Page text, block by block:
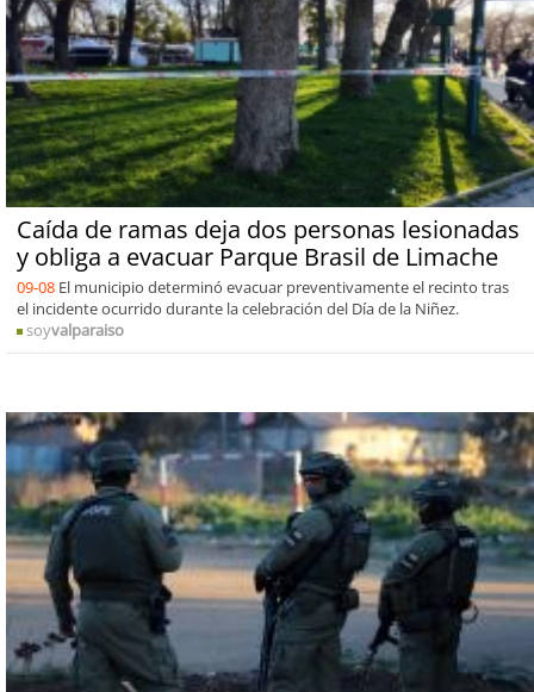
Caída de ramas deja dos personas lesionadas
y obliga a evacuar Parque Brasil de Limache
09-08 El municipio determinó evacuar preventivamente el recinto tras
el incidente ocurrido durante la celebración del Día de la Niñez.
soyvalparaiso